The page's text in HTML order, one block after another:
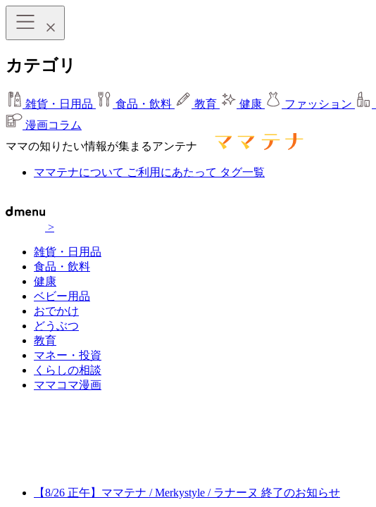
カテゴリ
雑貨・日用品 食品・飲料 教育 健康 ファッション
漫画コラム
ママの知りたい情報が集まるアンテナ
ママテナについて ご利用にあたって タグ一覧
>
雑貨・日用品
食品・飲料
健康
ベビー用品
おでかけ
どうぶつ
教育
マネー・投資
くらしの相談
ママコマ漫画
【8/26 正午】ママテナ / Merkystyle / ラナーヌ 終了のお知らせ